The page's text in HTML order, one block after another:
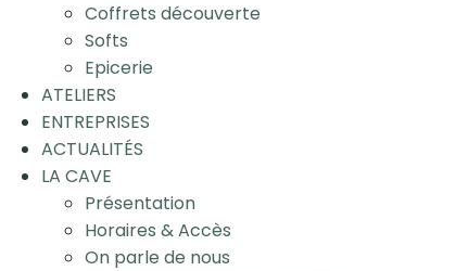
Coffrets découverte
Softs
Epicerie
ATELIERS
ENTREPRISES
ACTUALITÉS
LA CAVE
Présentation
Horaires & Accès
On parle de nous